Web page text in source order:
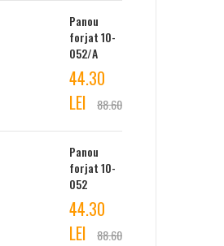
Panou
forjat 10-
052/A
44.30
LEI
88.60
Panou
forjat 10-
052
44.30
LEI
88.60